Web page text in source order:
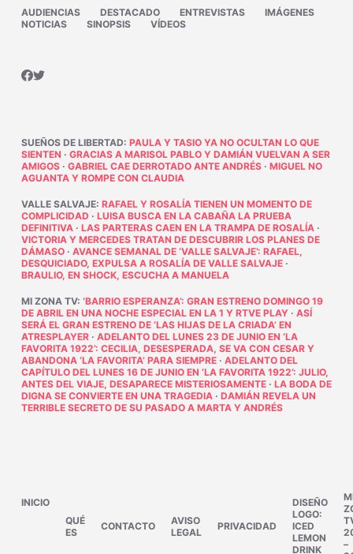
AUDIENCIAS DESTACADO ENTREVISTAS
IMÁGENES
NOTICIAS
SINOPSIS VÍDEOS
SUEÑOS DE LIBERTAD: PAULA Y TASIO YA NO OCULTAN LO QUE
SIENTEN · GRACIAS A MARISOL PABLO Y DAMIÁN VUELVAN A SER
AMIGOS· GABRIEL CAE DERROTADO ANTE ANDRÉS· MIGUEL NO
AGUANTA Y ROMPE CON CLAUDIA
VALLE SALVAJE: RAFAEL Y ROSALÍA TIENEN UN MOMENTO DE
COMPLICIDAD · LUISA BUSCA EN LA CABAÑA LA PRUEBA
DEFINITIVA· LAS PARTERAS CAEN EN LA TRAMPA DE ROSALÍA·
VICTORIA Y MERCEDES TRATAN DE DESCUBRIR LOS PLANES DE
DÁMASO· AVANCE SEMANAL DE ‘VALLE SALVAJE’: RAFAEL,
DESQUICIADO, EXPULSA A ROSALÍA DE VALLE SALVAJE·
BRAULIO, EN SHOCK, ESCUCHA A MANUELA
MI ZONA TV: ‘BARRIO ESPERANZA’: GRAN ESTRENO DOMINGO 19
DE ABRIL EN UNA NOCHE ESPECIAL EN LA 1 Y RTVE PLAY· ASÍ
SERÁ EL GRAN ESTRENO DE ‘LAS HIJAS DE LA CRIADA’ EN
ATRESPLAYER· ADELANTO DEL LUNES 23 DE JUNIO EN ‘LA
FAVORITA 1922’: CECILIA, DESESPERADA, SE VA CON CESAR Y
ABANDONA ‘LA FAVORITA’ PARA SIEMPRE· ADELANTO DEL
CAPÍTULO DEL LUNES 16 DE JUNIO EN ‘LA FAVORITA 1922’: JULIO,
ANTES DEL VIAJE, DESAPARECE MISTERIOSAMENTE· LA BODA DE
DIGNA SE CONVIERTE EN UNA TRAGEDIA· DAMIÁN REVELA UN
TERRIBLE SECRETO DE SU PASADO A MARTA Y ANDRÉS
INICIO
QUÉ
ES
CONTACTO
AVISO
LEGAL
PRIVACIDAD
DISEÑO
LOGO:
ICED
LEMON
DRINK
–